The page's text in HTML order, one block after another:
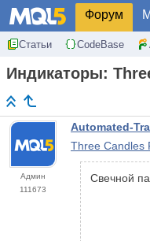
Форум
Статьи CodeBase
Индикаторы:
Админ
111673
Automated-
Three Candles
Свечной